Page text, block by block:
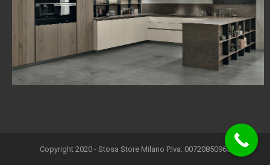
Copyright 2020 - Stosa Store Milano P.Iva: 00720850965